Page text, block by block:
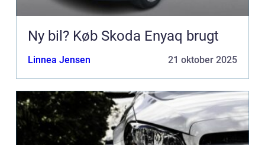
Ny bil? Køb Skoda Enyaq brugt
Linnea Jensen 21 oktober 2025